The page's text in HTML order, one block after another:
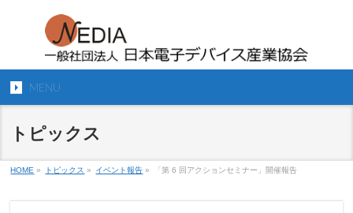
MENU
トピックス
HOME » トピックス » イベント報告 » 「第 6 回アクションセミナー」開催報告